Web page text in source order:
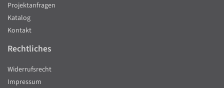
Projektanfragen
Katalog
Kontakt
Rechtliches
Widerrufsrecht
Impressum